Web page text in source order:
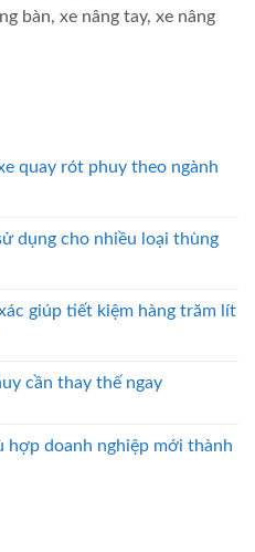
bàn, xe nâng tay, xe nâng
quay rót phuy theo ngành
dụng cho nhiều loại thùng
giúp tiết kiệm hàng trăm lít
cần thay thế ngay
hợp doanh nghiệp mới thành